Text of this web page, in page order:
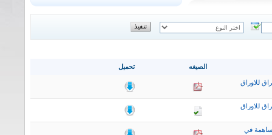
تحميل الصيغه
للاوراق
للاوراق
في